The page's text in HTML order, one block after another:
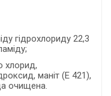
гідрохлориду 22,3
хлорид,
маніт (Е 421),
очищена.